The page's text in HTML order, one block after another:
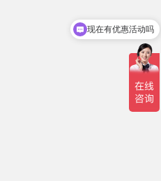
可以介绍下你们的产品么
现在有优惠活动吗